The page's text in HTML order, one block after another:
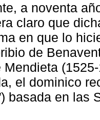
a noventa
claro que
en que lo
de
Mendieta
el dominico
basada en las